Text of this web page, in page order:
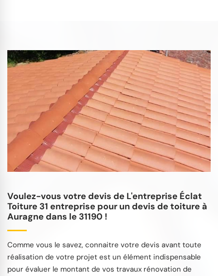
Voulez-vous votre devis de L'entreprise Éclat
Toiture 31 entreprise pour un devis de toiture à
Auragne dans le 31190 !
Comme vous le savez, connaitre votre devis avant toute
réalisation de votre projet est un élément indispensable
pour évaluer le montant de vos travaux rénovation de